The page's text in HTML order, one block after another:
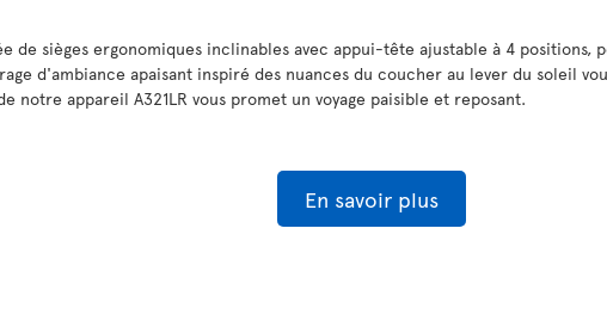
de sièges ergonomiques inclinables avec appui-tête ajustable à 4 positions,
d'ambiance apaisant inspiré des nuances du coucher au lever du soleil
notre appareil A321LR vous promet un voyage paisible et reposant.
En savoir plus